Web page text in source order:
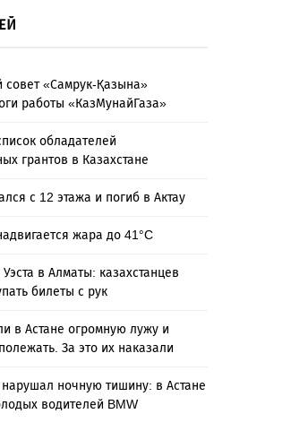
«Самрук-Қазына»
работы «КазМунайГаза»
обладателей
грантов в Казахстане
с 12 этажа и погиб в Актау
жара до 41°C
в Алматы: казахстанцев
билеты с рук
в Астане огромную лужу и
За это их наказали
нарушал ночную тишину: в Астане
водителей BMW